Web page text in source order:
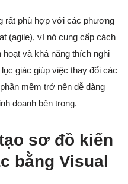
rất phù hợp với các phương
(agile), vì nó cung cấp cách
và khả năng thích nghi
giác giúp việc thay đổi các
mềm trở nên dễ dàng
doanh bên trong.
sơ đồ kiến
bằng Visual